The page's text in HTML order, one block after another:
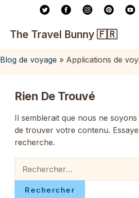
contenu
The Travel Bunny 🇫🇷
Blog de voyage » Applications de
Rien De Trouvé
Il semblerait que nous ne
de trouver votre contenu.
recherche.